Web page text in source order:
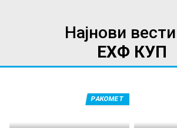
Најнови
ЕХФ КУП
РАКОМЕТ